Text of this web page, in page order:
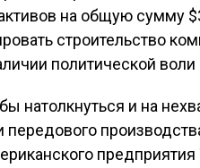
на общую сумму
строительство
политической
натолкнуться и на
передового